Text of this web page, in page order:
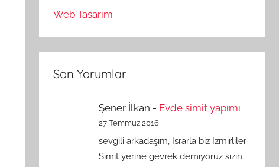
Web Tasarım
Son Yorumlar
Şener İlkan - Evde simit yapımı
27 Temmuz 2016
sevgili arkadaşım, Israrla biz İzmirliler
Simit yerine gevrek demiyoruz sizin